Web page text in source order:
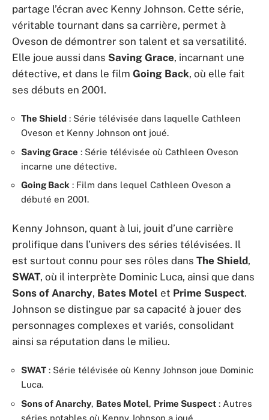
partage l’écran avec Kenny Johnson. Cette série,
véritable tournant dans sa carrière, permet à
Oveson de démontrer son talent et sa versatilité.
Elle joue aussi dans Saving Grace, incarnant une
détective, et dans le film Going Back, où elle fait
ses débuts en 2001.
The Shield : Série télévisée dans laquelle Cathleen
Oveson et Kenny Johnson ont joué.
Saving Grace : Série télévisée où Cathleen Oveson
incarne une détective.
Going Back : Film dans lequel Cathleen Oveson a
débuté en 2001.
Kenny Johnson, quant à lui, jouit d’une carrière
prolifique dans l’univers des séries télévisées. Il
est surtout connu pour ses rôles dans The Shield,
SWAT, où il interprète Dominic Luca, ainsi que dans
Sons of Anarchy, Bates Motel et Prime Suspect.
Johnson se distingue par sa capacité à jouer des
personnages complexes et variés, consolidant
ainsi sa réputation dans le milieu.
SWAT : Série télévisée où Kenny Johnson joue Dominic
Luca.
Sons of Anarchy, Bates Motel, Prime Suspect : Autres
séries notables où Kenny Johnson a joué.